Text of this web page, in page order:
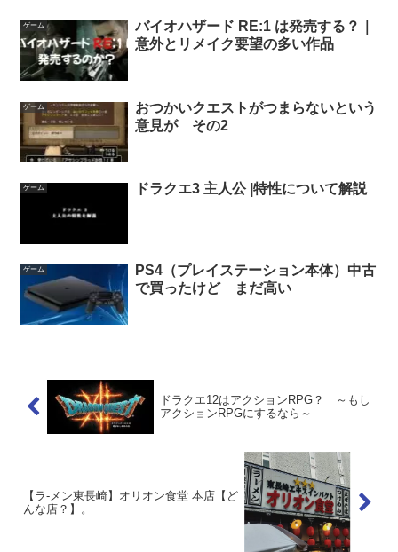
ゲーム
バイオハザード RE:1 は発売する？｜
意外とリメイク要望の多い作品
ゲーム
おつかいクエストがつまらないという
意見が その2
ゲーム ドラクエ3 主人公 |特性について解説
ゲーム
PS4（プレイステーション本体）中古
で買ったけど まだ高い
ドラクエ12はアクションRPG？ ～もし
アクションRPGにするなら～
【ラ-メン東長崎】オリオン食堂 本店【ど
んな店？】。